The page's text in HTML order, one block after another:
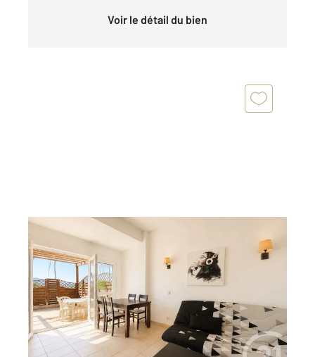
Voir le détail du bien
ST FLORENT 202
32,02 m
, 2 pièces
Ref : 878
Appartement T2 à vendre
126 800 €
Votre agence Century 21 Dary Immobilier vous